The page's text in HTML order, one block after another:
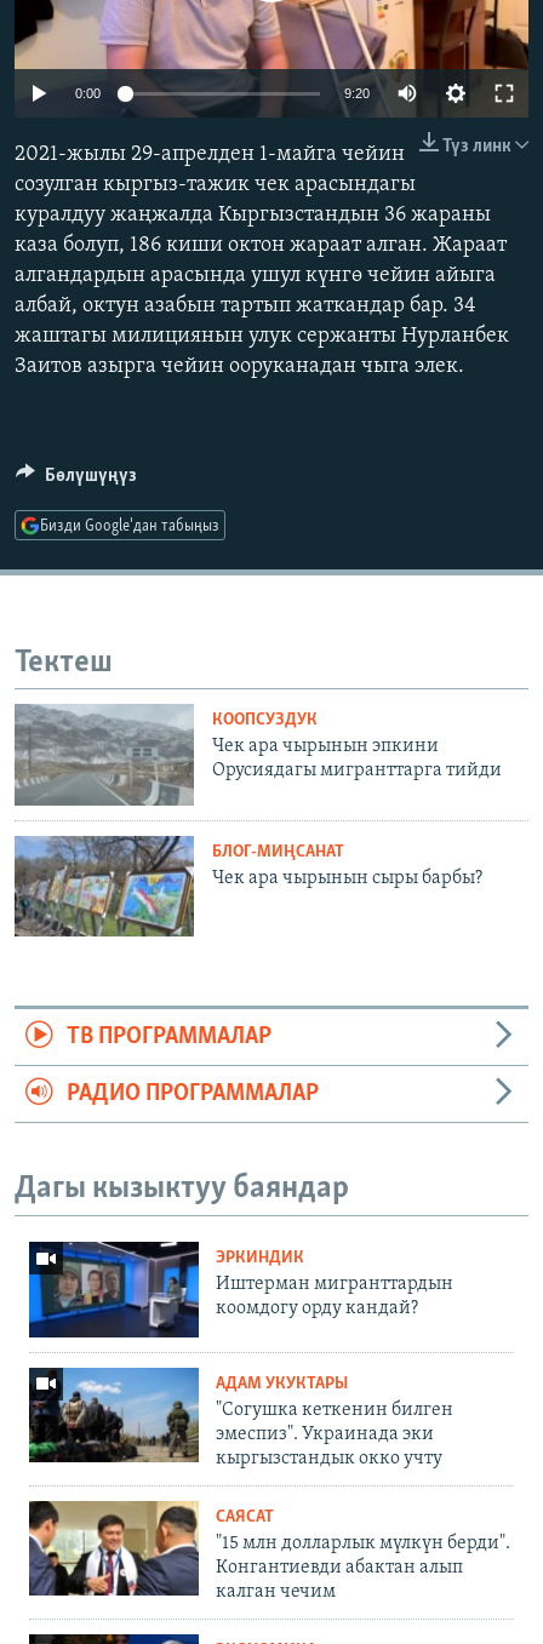
ЭЖЕ-СИҢДИЛЕР
АЗАТТЫК+
ЫҢГАЙСЫЗ СУРООЛОР
ОНЛАЙН ШЕРИНЕ
ЭЕ/АРнун бардык сайттары
360p
720p 1080p
0:00 9:20
240p
480p
1080p
Түз линк
2021-жылы 29-апрелден 1-майга чейин
созулган кыргыз-тажик чек арасындагы
куралдуу жаңжалда Кыргызстандын 36 жараны
каза болуп, 186 киши октон жараат алган. Жараат
алгандардын арасында ушул күнгө чейин айыга
албай, октун азабын тартып жаткандар бар. 34
жаштагы милициянын улук сержанты Нурланбек
Заитов азырга чейин ооруканадан чыга элек.
Бөлүшүңүз
Бизди Google'дан табыңыз
Тектеш
КООПСУЗДУК
Чек ара чырынын эпкини
Орусиядагы мигранттарга тийди
БЛОГ-МИҢСАНАТ
Чек ара чырынын сыры барбы?
ТВ ПРОГРАММАЛАР
РАДИО ПРОГРАММАЛАР
Дагы кызыктуу баяндар
ЭРКИНДИК
Иштерман мигранттардын
коомдогу орду кандай?
АДАМ УКУКТАРЫ
"Согушка кеткенин билген
эмеспиз". Украинада эки
кыргызстандык окко учту
САЯСАТ
"15 млн долларлык мүлкүн берди".
Конгантиевди абактан алып
калган чечим